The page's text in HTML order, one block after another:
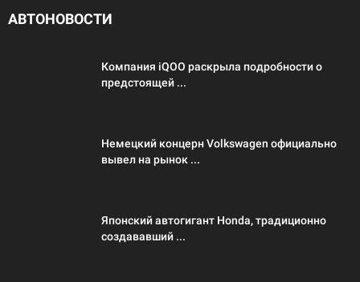
АВТОНОВОСТИ
Компания iQOO раскрыла подробности о
предстоящей ...
Немецкий концерн Volkswagen официально
вывел на рынок ...
Японский автогигант Honda, традиционно
создававший ...